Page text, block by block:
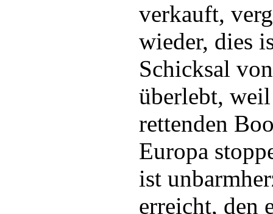
verkauft,
wieder, dies
Schicksal
überlebt, weil
rettenden
Europa
ist
erreicht, den